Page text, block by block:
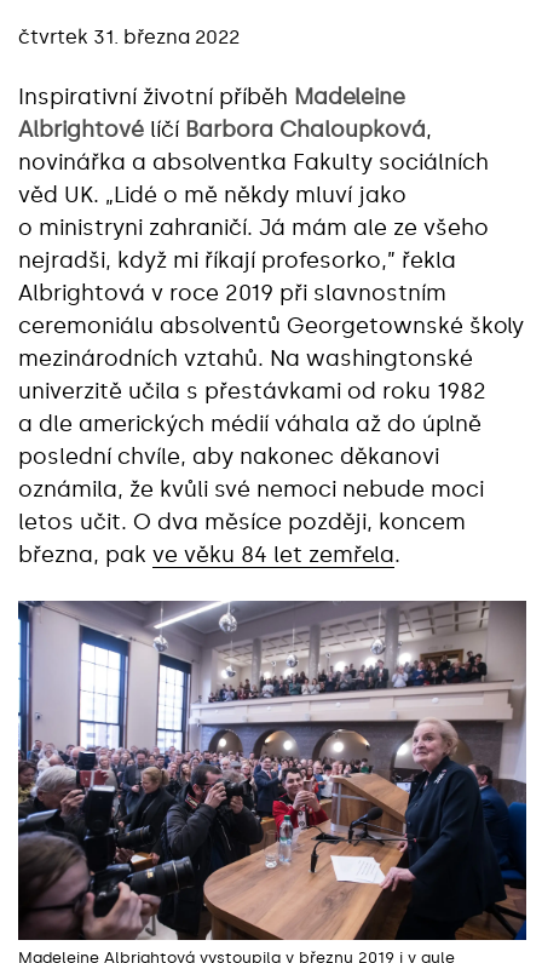
čtvrtek 31. března 2022
Inspirativní životní příběh Madeleine
Albrightové líčí Barbora Chaloupková,
novinářka a absolventka Fakulty sociálních
věd UK. „Lidé o mě někdy mluví jako
o ministryni zahraničí. Já mám ale ze všeho
nejradši, když mi říkají profesorko,” řekla
Albrightová v roce 2019 při slavnostním
ceremoniálu absolventů Georgetownské školy
mezinárodních vztahů. Na washingtonské
univerzitě učila s přestávkami od roku 1982
a dle amerických médií váhala až do úplně
poslední chvíle, aby nakonec děkanovi
oznámila, že kvůli své nemoci nebude moci
letos učit. O dva měsíce později, koncem
března, pak ve věku 84 let zemřela.
Madeleine Albrightová vystoupila v březnu 2019 i v aule